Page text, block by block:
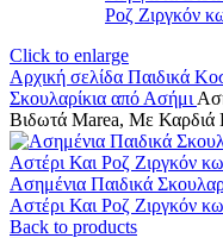
Click to enlarge
Αρχική σελίδα Παιδικά
Σκουλαρίκια από Ασήμι
Βιδωτά Marea, Με Καρδιά
Ασημένια Παιδικά
Αστέρι Και Ροζ Ζιργκόν
Back to products